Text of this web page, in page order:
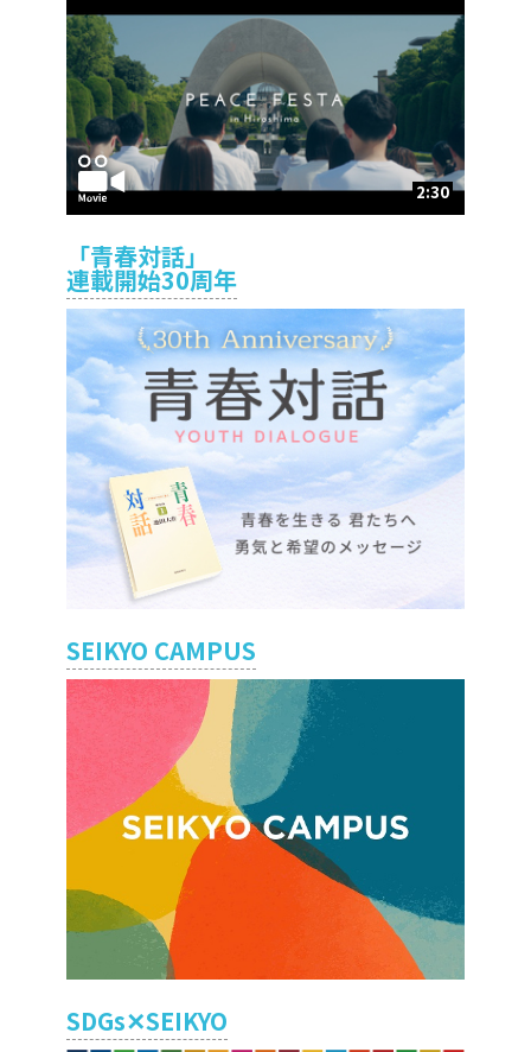
2:30
「青春対話」
連載開始30周年
SEIKYO CAMPUS
SDGs✕SEIKYO